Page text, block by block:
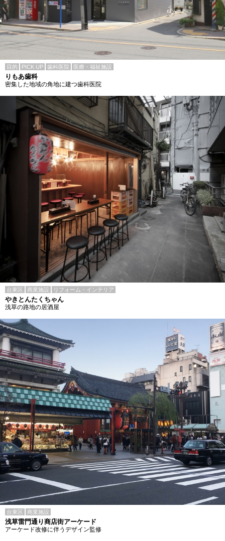
目的 PICK UP 歯科医院 医療・福祉施設
りもあ歯科
密集した地域の角地に建つ歯科医院
台東区 商業施設 リフォーム・インテリア
やきとんたくちゃん
浅草の路地の居酒屋
台東区 商業施設
浅草雷門通り商店街アーケード
アーケード改修に伴うデザイン監修